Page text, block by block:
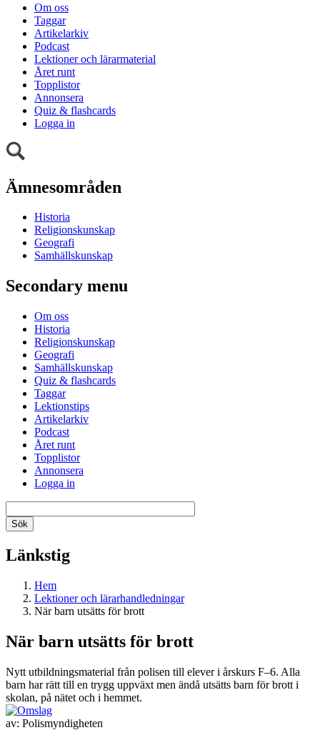
Om oss
Taggar
Artikelarkiv
Podcast
Lektioner och lärarmaterial
Året runt
Topplistor
Annonsera
Quiz & flashcards
Logga in
Ämnesområden
Historia
Religionskunskap
Geografi
Samhällskunskap
Secondary menu
Om oss
Historia
Religionskunskap
Geografi
Samhällskunskap
Quiz & flashcards
Taggar
Lektionstips
Artikelarkiv
Podcast
Året runt
Topplistor
Annonsera
Logga in
Länkstig
Hem
Lektioner och lärarhandledningar
När barn utsätts för brott
När barn utsätts för brott
Nytt utbildningsmaterial från polisen till elever i årskurs F–6. Alla
barn har rätt till en trygg uppväxt men ändå utsätts barn för brott i
skolan, på nätet och i hemmet.
av: Polismyndigheten